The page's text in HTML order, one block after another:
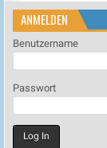
ANMELDEN
Benutzername
Passwort